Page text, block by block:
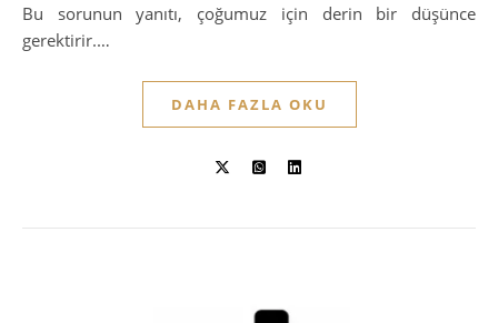
Bu sorunun yanıtı, çoğumuz için derin bir düşünce
gerektirir.…
DAHA FAZLA OKU